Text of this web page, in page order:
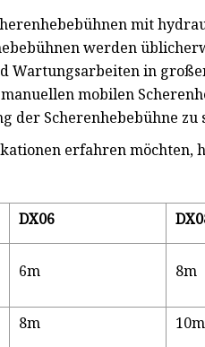
mit
werden
Wartungsarbeiten in
mobilen
der Scherenhebebühne zu
erfahren möchten,
DX06
6m 8m
8m 10m